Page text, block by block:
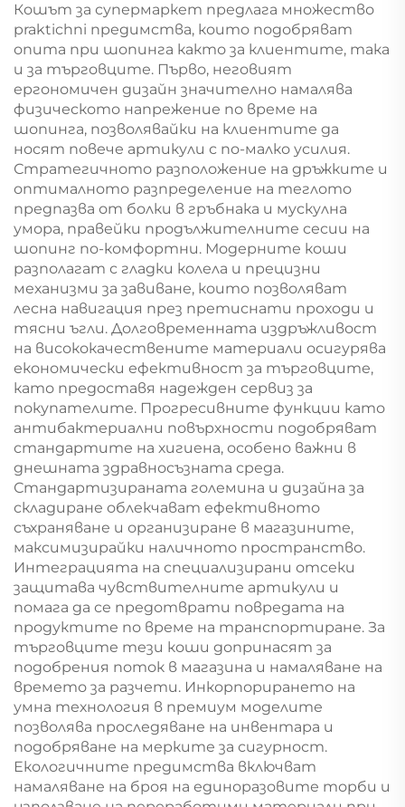
Кошът за супермаркет предлага множество
praktichni предимства, които подобряват
опита при шопинга както за клиентите, така
и за търговците. Първо, неговият
ергономичен дизайн значително намалява
физическото напрежение по време на
шопинга, позволявайки на клиентите да
носят повече артикули с по-малко усилия.
Стратегичното разположение на дръжките и
оптималното разпределение на теглото
предпазва от болки в гръбнака и мускулна
умора, правейки продължителните сесии на
шопинг по-комфортни. Модерните коши
разполагат с гладки колела и прецизни
механизми за завиване, които позволяват
лесна навигация през претиснати проходи и
тясни ъгли. Долговременната издръжливост
на висококачествените материали осигурява
економически ефективност за търговците,
като предоставя надежден сервиз за
покупателите. Прогресивните функции като
антибактериални повърхности подобряват
стандартите на хигиена, особено важни в
днешната здравносъзната среда.
Стандартизираната големина и дизайна за
складиране облекчават ефективното
съхраняване и организиране в магазините,
максимизирайки наличното пространство.
Интеграцията на специализирани отсеки
защитава чувствителните артикули и
помага да се предотврати повредата на
продуктите по време на транспортиране. За
търговците тези коши допринасят за
подобрения поток в магазина и намаляване на
времето за разчети. Инкорпорирането на
умна технология в премиум моделите
позволява проследяване на инвентара и
подобряване на мерките за сигурност.
Екологичните предимства включват
намаляване на броя на единоразовите торби и